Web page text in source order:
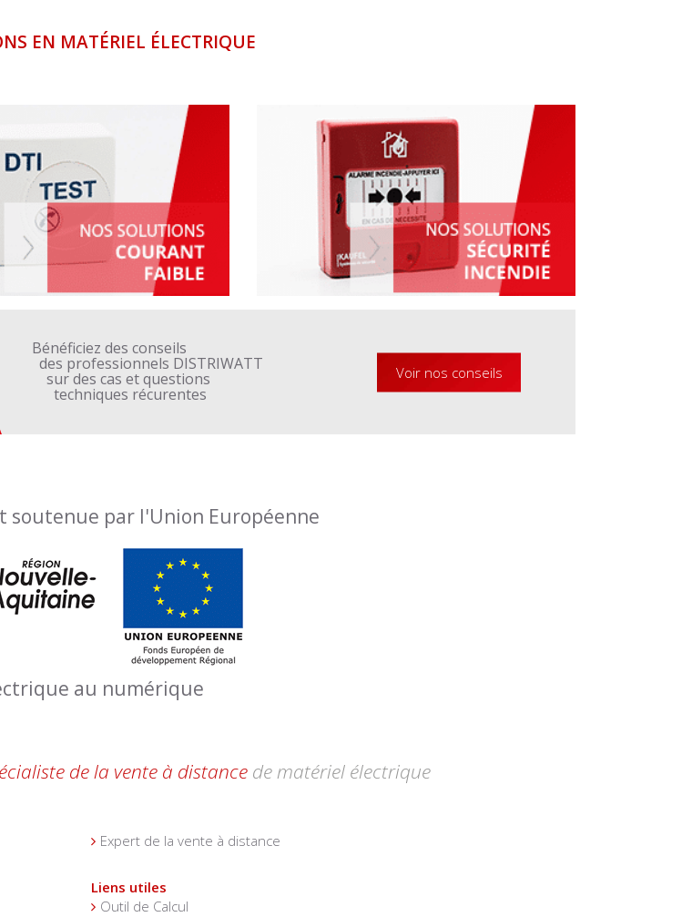
EN MATÉRIEL ÉLECTRIQUE
Bénéficiez des conseils
des professionnels DISTRIWATT
sur des cas et questions
techniques récurentes
Voir nos conseils
soutenue par l'Union Européenne
au numérique
de la vente à distancede matériel électrique
Expert de la vente à distance
Liens utiles
Outil de Calcul